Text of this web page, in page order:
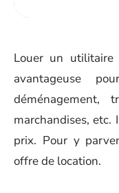
Louer un
avantageuse
déménagement,
marchandises,
prix. Pour y
offre de location.